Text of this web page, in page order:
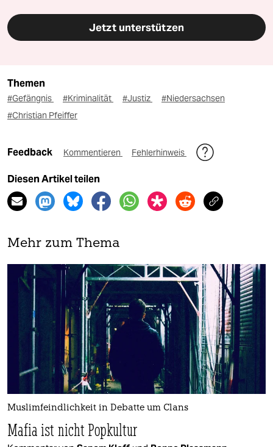
Jetzt unterstützen
Themen
#Gefängnis #Kriminalität #Justiz
#Niedersachsen
#Christian Pfeiffer
Feedback Kommentieren Fehlerhinweis
Diesen Artikel teilen
Mehr zum Thema
Muslimfeindlichkeit in Debatte um Clans
Mafia ist nicht Popkultur